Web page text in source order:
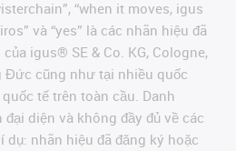
“when it moves, igus
và “yes” là các nhãn hiệu đã
igus® SE & Co. KG, Cologne,
Đức cũng như tại nhiều quốc
tế trên toàn cầu. Danh
diện và không đầy đủ về các
nhãn hiệu đã đăng ký hoặc